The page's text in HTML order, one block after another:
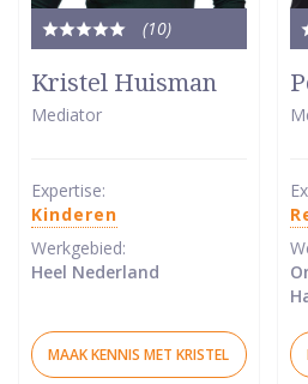
(10)
Totale
5
van
Kristel Huisman
Mediator
Expertise:
Kinderen
Werkgebied:
Heel Nederland
MAAK KENNIS MET KRISTEL
5